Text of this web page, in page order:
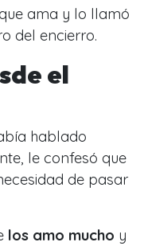
ama y lo llamó
del encierro.
el
hablado
le confesó que
de pasar
los amo mucho y